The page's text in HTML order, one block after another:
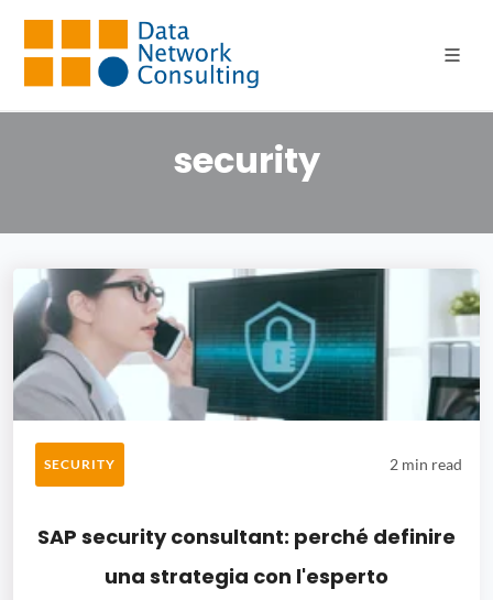
Articoli con tag:
security
SECURITY 2 min read
SAP security consultant: perché definire
una strategia con l'esperto